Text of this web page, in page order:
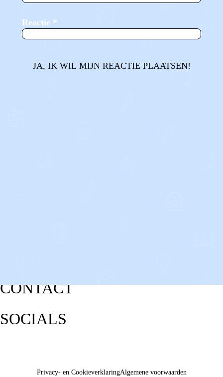
Reactie *
JA, IK WIL MIJN REACTIE PLAATSEN!
CONTACT
SOCIALS
Privacy- en CookieverklaringAlgemene voorwaarden